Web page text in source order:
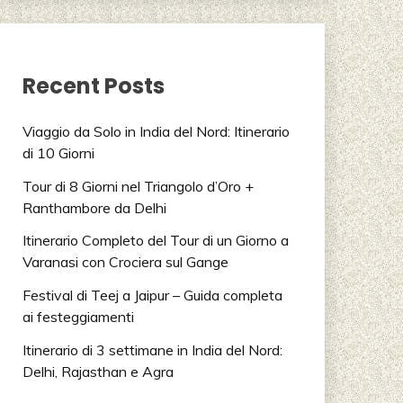
ALLE INDE, PALACE ON
ITALIA AND INDIA,
VIAGGIO INDIA,
TOUR OPERATOR
Recent Posts
Viaggio da Solo in India del Nord: Itinerario
di 10 Giorni
Tour di 8 Giorni nel Triangolo d’Oro +
Ranthambore da Delhi
Itinerario Completo del Tour di un Giorno a
Varanasi con Crociera sul Gange
Festival di Teej a Jaipur – Guida completa
ai festeggiamenti
Itinerario di 3 settimane in India del Nord:
Delhi, Rajasthan e Agra